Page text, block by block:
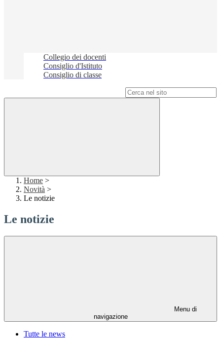
Collegio dei docenti
Consiglio d'Istituto
Consiglio di classe
Home >
Novità >
Le notizie
Le notizie
Menu di
navigazione
Tutte le news